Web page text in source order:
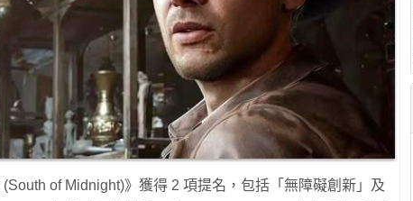
of Midnight)》獲得 2 項提名，包括「無障礙創新」及